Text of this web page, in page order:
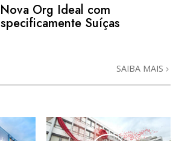
Org Ideal com
Suíças
SAIBA MAIS